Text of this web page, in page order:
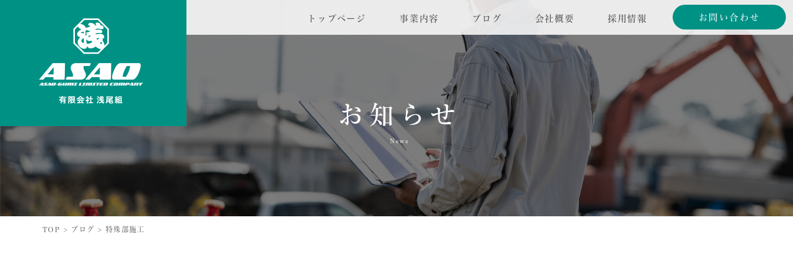
トップページ 事業内容 ブログ 会社概要 採用情報 お問い合わせ
お知らせ
News
TOP > ブログ > 特殊部施工